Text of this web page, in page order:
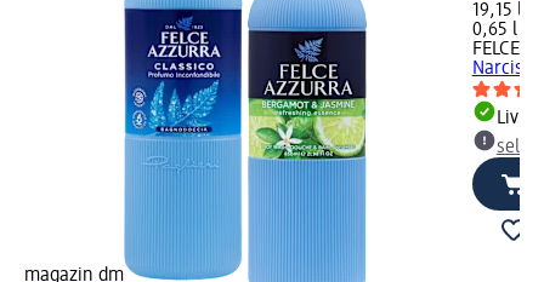
magazin dm
19,15 lei
0,65 l
FELCE